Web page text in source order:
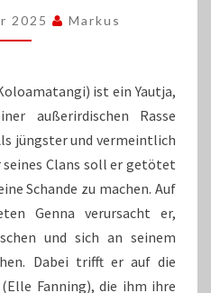
UNGEWÖHNLICHEN
HELDEN
2025 Markus
ist ein Yautja,
außerirdischen Rasse
jüngster und vermeintlich
Clans soll er getötet
Schande zu machen. Auf
Genna verursacht er,
und sich an seinem
Dabei trifft er auf die
Fanning), die ihm ihre